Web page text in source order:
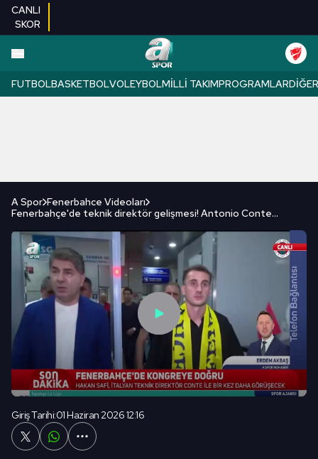
CANLI
SKOR
FUTBOLBASKETBOLVOLEYBOLMILLI TAKIMPROGRAMLARDIĞER
A Spor Fenerbahce Videoları
Fenerbahçe'de teknik direktör gelişmesi! Antonio Conte...
Giriş Tarihi:01 Haziran 2026 12:16